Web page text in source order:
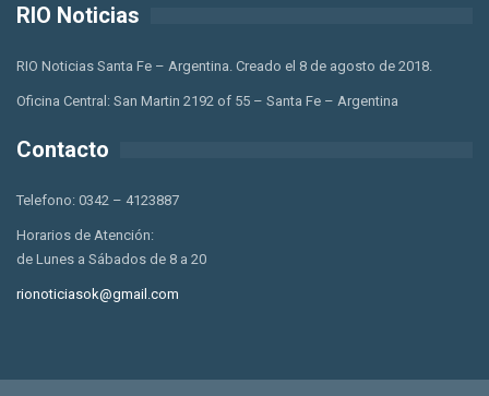
RIO Noticias
RIO Noticias Santa Fe – Argentina. Creado el 8 de agosto de 2018.
Oficina Central: San Martin 2192 of 55 – Santa Fe – Argentina
Contacto
Telefono: 0342 – 4123887
Horarios de Atención:
de Lunes a Sábados de 8 a 20
rionoticiasok@gmail.com